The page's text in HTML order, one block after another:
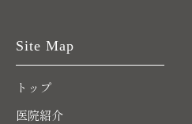
Site Map
トップ
医院紹介